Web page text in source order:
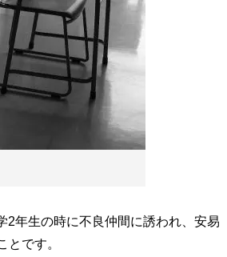
年生の時に不良仲間に誘われ、安易
とです。